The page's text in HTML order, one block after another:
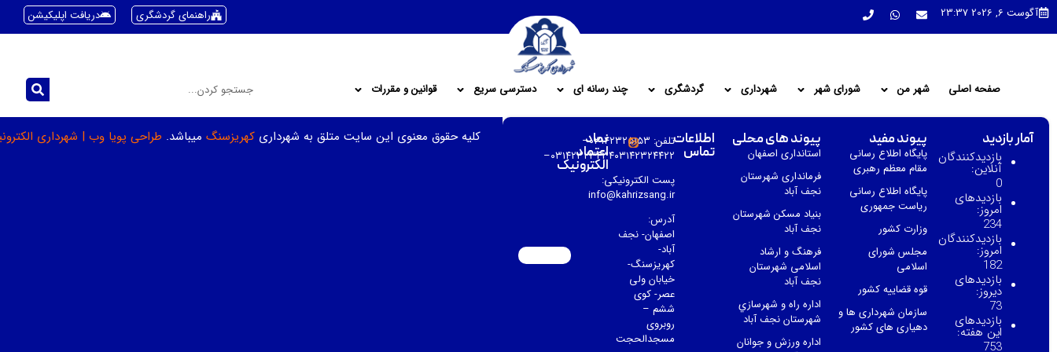
آگوست 6, 2026 23:37 راهنمای گردشگری دریافت اپلیکیشن
صفحه اصلی شهر من شورای شهر شهرداری گردشگری چند رسانه ای دسترسی سریع قوانین و مقررات
آمار بازدید
بازدیدکنندگان
آنلاین:
0
بازدیدهای
امروز:
234
بازدیدکنندگان
امروز:
182
بازدیدهای
دیروز:
73
بازدیدهای
این هفته:
753
پیوند مفید
پایگاه اطلاع رسانی
مقام معظم رهبری
پایگاه اطلاع رسانی
ریاست جمهوری
وزارت کشور
مجلس شورای
اسلامی
قوه قضاییه کشور
سازمان شهرداری ها و
دهیاری های کشور
پیوند های محلی
استانداری اصفهان
فرمانداری شهرستان
نجف آباد
بنیاد مسکن شهرستان
نجف آباد
فرهنگ و ارشاد
اسلامی شهرستان
نجف آباد
اداره راه و شهرسازي
شهرستان نجف آباد
اداره ورزش و جوانان
اطلاعات
تماس
تلفن: ۰۳۱۴۲۳۲۵۱۵۳–
۰۳۱۴۲۳۲۳۴۳۴۰۳۱۴۲۳۲۴۴۲۲–
پست الکترونیکی:
info@kahrizsang.ir
آدرس:
اصفهان- نجف
آباد-
کهریزسنگ-
خیابان ولی
عصر- کوی
ششم –
روبروی
مسجدالحجت
نماد
اعتماد
الکترونیک
کلیه حقوق معنوی این سایت متلق به شهرداریکهریزسنگ میباشد. طراحی پویا وب | شهرداری